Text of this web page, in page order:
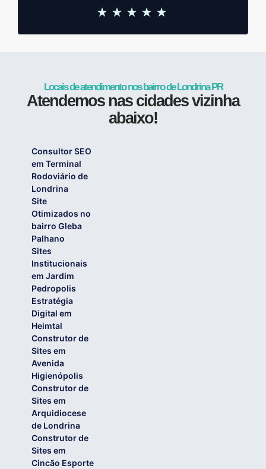
★★★★★
Locais de atendimento nos bairro de Londrina PR
Atendemos nas cidades vizinha
abaixo!
Consultor SEO
em Terminal
Rodoviário de
Londrina
Site
Otimizados no
bairro Gleba
Palhano
Sites
Institucionais
em Jardim
Pedropolis
Estratégia
Digital em
Heimtal
Construtor de
Sites em
Avenida
Higienópolis
Construtor de
Sites em
Arquidiocese
de Londrina
Construtor de
Sites em
Cincão Esporte